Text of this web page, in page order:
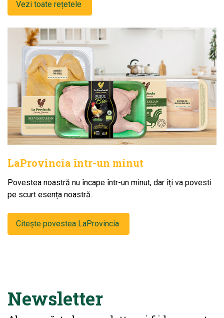
Vezi toate rețetele
LaProvincia într-un minut
Povestea noastră nu încape într-un minut, dar îți va povesti
pe scurt esența noastră.
Citește povestea LaProvincia
Newsletter